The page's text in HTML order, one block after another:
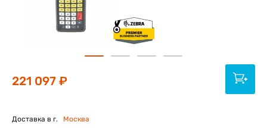
221 097 ₽
Доставка в г. Москва